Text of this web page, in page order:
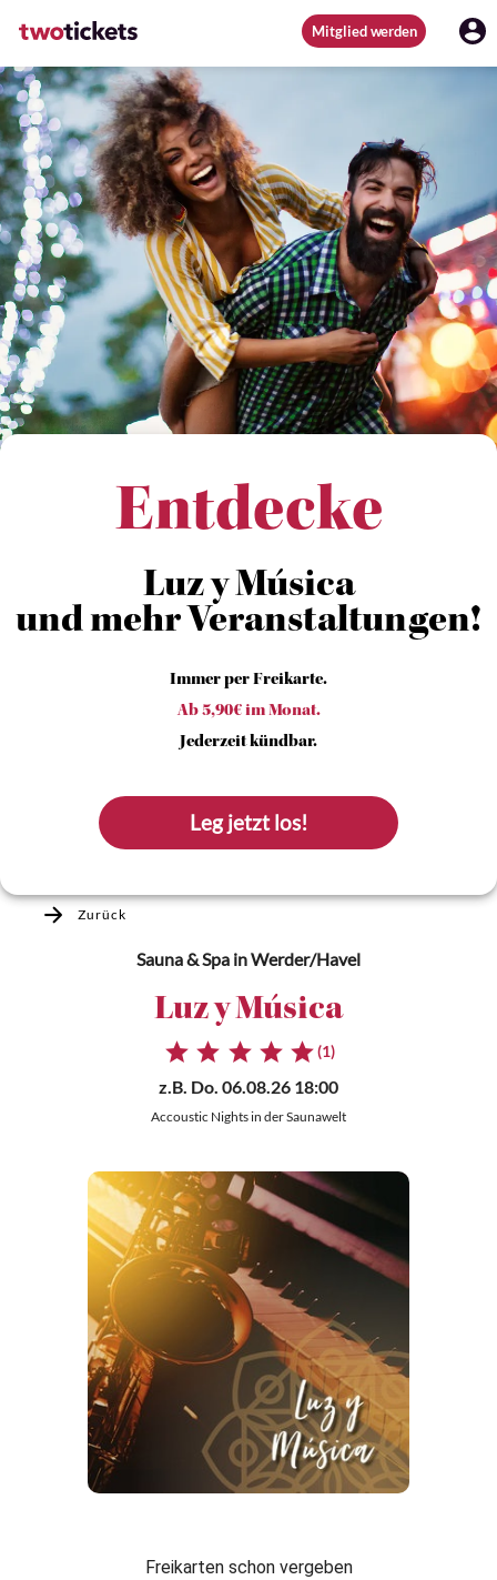
Mitglied werden
Entdecke
Luz y Música
und mehr Veranstaltungen!
Immer per Freikarte.
Ab 5,90€ im Monat.
Jederzeit kündbar.
Leg jetzt los!
Zurück
Sauna & Spa in Werder/Havel
Luz y Música
(1)
z.B. Do. 06.08.26 18:00
Accoustic Nights in der Saunawelt
Freikarten schon vergeben